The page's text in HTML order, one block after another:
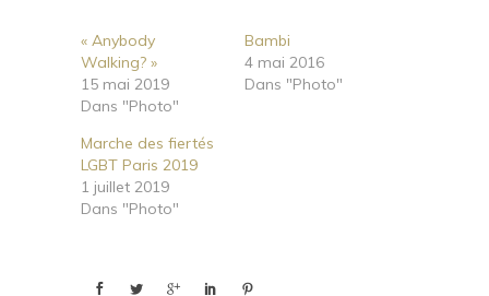
« Anybody
Walking? »
15 mai 2019
Dans "Photo"
Bambi
4 mai 2016
Dans "Photo"
Marche des fiertés
LGBT Paris 2019
1 juillet 2019
Dans "Photo"